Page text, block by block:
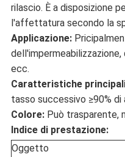
MAPPA
DEL
SITO
NORME
SULLA
rilascio. È a disposizione
l'affettatura secondo la
Applicazione:
ecc.
Caratteristiche
tasso successivo ≥90% di
Colore:Può trasparente,
Indice di prestazione:
Oggetto